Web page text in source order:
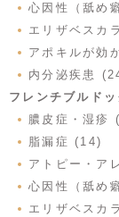
心因性（舐め
エリザベスカ
アポキルが効
内分泌疾患
フレンチブルド
膿皮症・湿疹
脂漏症 (14)
アトピー・ア
心因性（舐め
エリザベスカ